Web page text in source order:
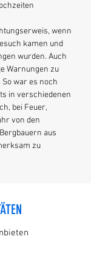
wenn
kamen und
wurden. Auch
Warnungen zu
war es noch
in verschiedenen
bei Feuer,
von den
aus
zu